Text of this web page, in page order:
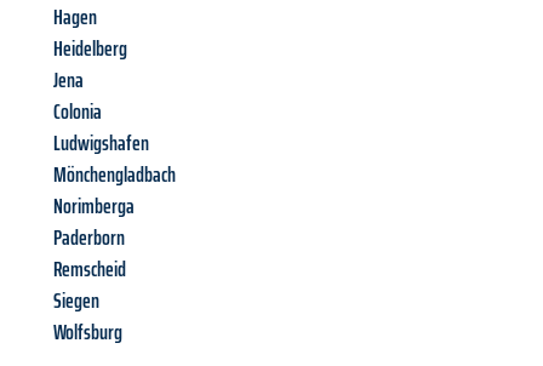
Hagen
Heidelberg
Jena
Colonia
Ludwigshafen
Mönchengladbach
Norimberga
Paderborn
Remscheid
Siegen
Wolfsburg